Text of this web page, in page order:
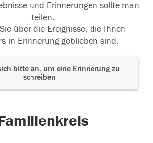
und Erinnerungen sollte man
teilen.
über die Ereignisse, die Ihnen
in Erinnerung geblieben sind.
bitte an, um eine Erinnerung zu
schreiben